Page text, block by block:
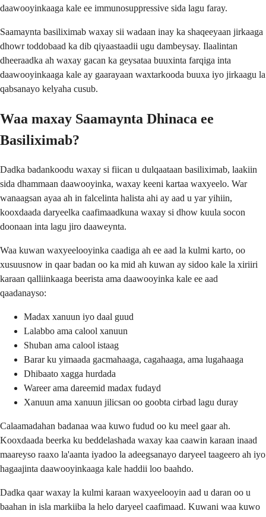
daawooyinkaaga kale ee immunosuppressive sida lagu faray.
Saamaynta basiliximab waxay sii wadaan inay ka shaqeeyaan jirkaaga
dhowr toddobaad ka dib qiyaastaadii ugu dambeysay. Ilaalintan
dheeraadka ah waxay gacan ka geysataa buuxinta farqiga inta
daawooyinkaaga kale ay gaarayaan waxtarkooda buuxa iyo jirkaagu la
qabsanayo kelyaha cusub.
Waa maxay Saamaynta Dhinaca ee
Basiliximab?
Dadka badankoodu waxay si fiican u dulqaataan basiliximab, laakiin
sida dhammaan daawooyinka, waxay keeni kartaa waxyeelo. War
wanaagsan ayaa ah in falcelinta halista ahi ay aad u yar yihiin,
kooxdaada daryeelka caafimaadkuna waxay si dhow kuula socon
doonaan inta lagu jiro daaweynta.
Waa kuwan waxyeelooyinka caadiga ah ee aad la kulmi karto, oo
xusuusnow in qaar badan oo ka mid ah kuwan ay sidoo kale la xiriiri
karaan qalliinkaaga beerista ama daawooyinka kale ee aad
qaadanayso:
Madax xanuun iyo daal guud
Lalabbo ama calool xanuun
Shuban ama calool istaag
Barar ku yimaada gacmahaaga, cagahaaga, ama lugahaaga
Dhibaato xagga hurdada
Wareer ama dareemid madax fudayd
Xanuun ama xanuun jilicsan oo goobta cirbad lagu duray
Calaamadahan badanaa waa kuwo fudud oo ku meel gaar ah.
Kooxdaada beerka ku beddelashada waxay kaa caawin karaan inaad
maareyso raaxo la'aanta iyadoo la adeegsanayo daryeel taageero ah iyo
hagaajinta daawooyinkaaga kale haddii loo baahdo.
Dadka qaar waxay la kulmi karaan waxyeelooyin aad u daran oo u
baahan in isla markiiba la helo daryeel caafimaad. Kuwani waa kuwo